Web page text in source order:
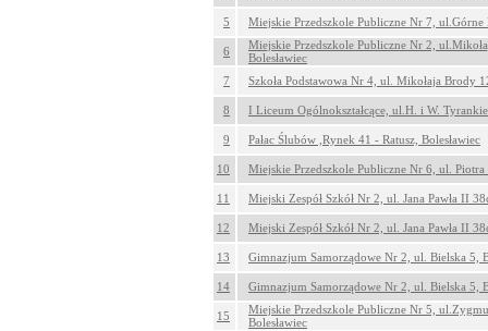
5 Miejskie Przedszkole Publiczne Nr 7, ul.Górne
6
Miejskie Przedszkole Publiczne Nr 2,
Bolesławiec
7
Szkoła Podstawowa Nr 4, ul. Mikołaja Brody
8 I Liceum Ogólnokształcące, ul.H. i W.
9 Pałac Ślubów ,Rynek 41 - Ratusz, Bolesławiec
10 Miejskie Przedszkole Publiczne Nr 6, ul. Piotra
11 Miejski Zespół Szkół Nr 2, ul. Jana Pawła II
12 Miejski Zespół Szkół Nr 2, ul. Jana Pawła II
13 Gimnazjum Samorządowe Nr 2, ul. Bielska 5,
14 Gimnazjum Samorządowe Nr 2, ul. Bielska 5,
15
Miejskie Przedszkole Publiczne Nr 5,
Bolesławiec